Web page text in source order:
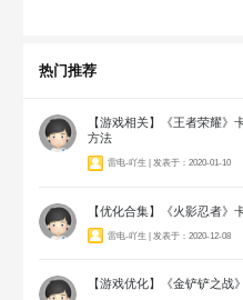
热门推荐
【游戏相关】《王者荣耀
方法
雷电-吖生 | 发表于：2020-01-10
【优化合集】《火影忍者
雷电-吖生 | 发表于：2020-12-08
【游戏优化】《金铲铲之